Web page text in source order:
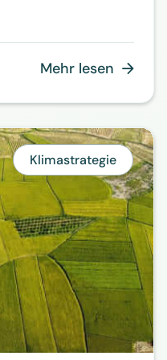
Mehr lesen 
Klimastrategie